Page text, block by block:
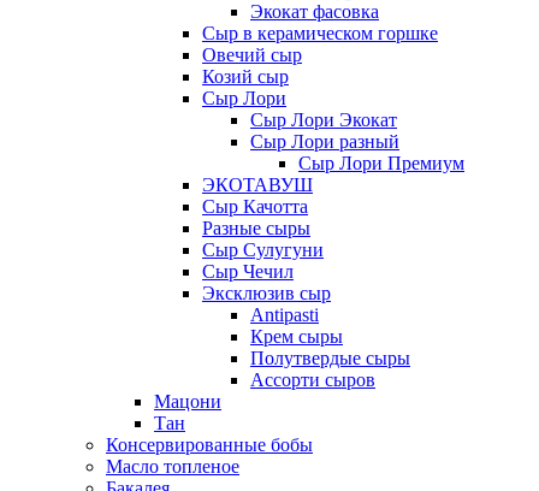
Экокат фасовка
Сыр в керамическом горшке
Овечий сыр
Козий сыр
Сыр Лори
Сыр Лори Экокат
Сыр Лори разный
Сыр Лори Премиум
ЭКОТАВУШ
Сыр Качотта
Разные сыры
Сыр Сулугуни
Сыр Чечил
Эксклюзив сыр
Antipasti
Крем сыры
Полутвердые сыры
Ассорти сыров
Мацони
Тан
Консервированные бобы
Масло топленое